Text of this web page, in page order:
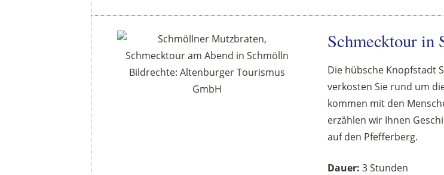
Schmecktour in
Die hübsche Knopfstadt
verkosten Sie rund um
kommen mit den
erzählen wir Ihnen
auf den Pfefferberg.
Dauer: 3 Stunden